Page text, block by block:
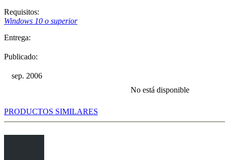
Requisitos:
Windows 10 o superior
Entrega:
Publicado:
sep. 2006
No está disponible
PRODUCTOS SIMILARES